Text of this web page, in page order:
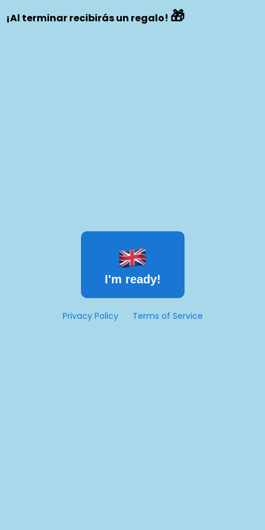
¡Al terminar recibirás un regalo! 🎁
I'm ready!
Privacy Policy Terms of Service